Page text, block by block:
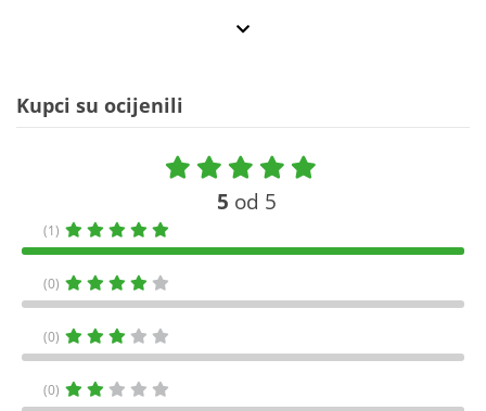
Kupci su ocijenili
5 od 5
(1)
(0)
(0)
(0)